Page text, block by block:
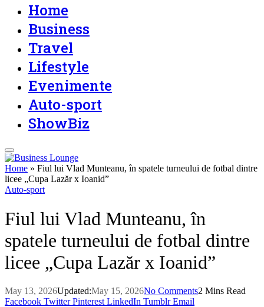
Home
Business
Travel
Lifestyle
Evenimente
Auto-sport
ShowBiz
Home » Fiul lui Vlad Munteanu, în spatele turneului de fotbal dintre
licee „Cupa Lazăr x Ioanid”
Auto-sport
Fiul lui Vlad Munteanu, în
spatele turneului de fotbal dintre
licee „Cupa Lazăr x Ioanid”
May 13, 2026Updated:May 15, 2026No Comments2 Mins Read
Facebook Twitter Pinterest LinkedIn Tumblr Email